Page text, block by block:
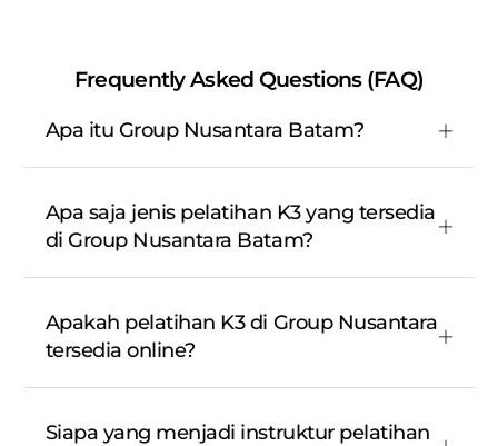
Frequently Asked Questions (FAQ)
Apa itu Group Nusantara Batam?
Apa saja jenis pelatihan K3 yang tersedia
di Group Nusantara Batam?
Apakah pelatihan K3 di Group Nusantara
tersedia online?
Siapa yang menjadi instruktur pelatihan